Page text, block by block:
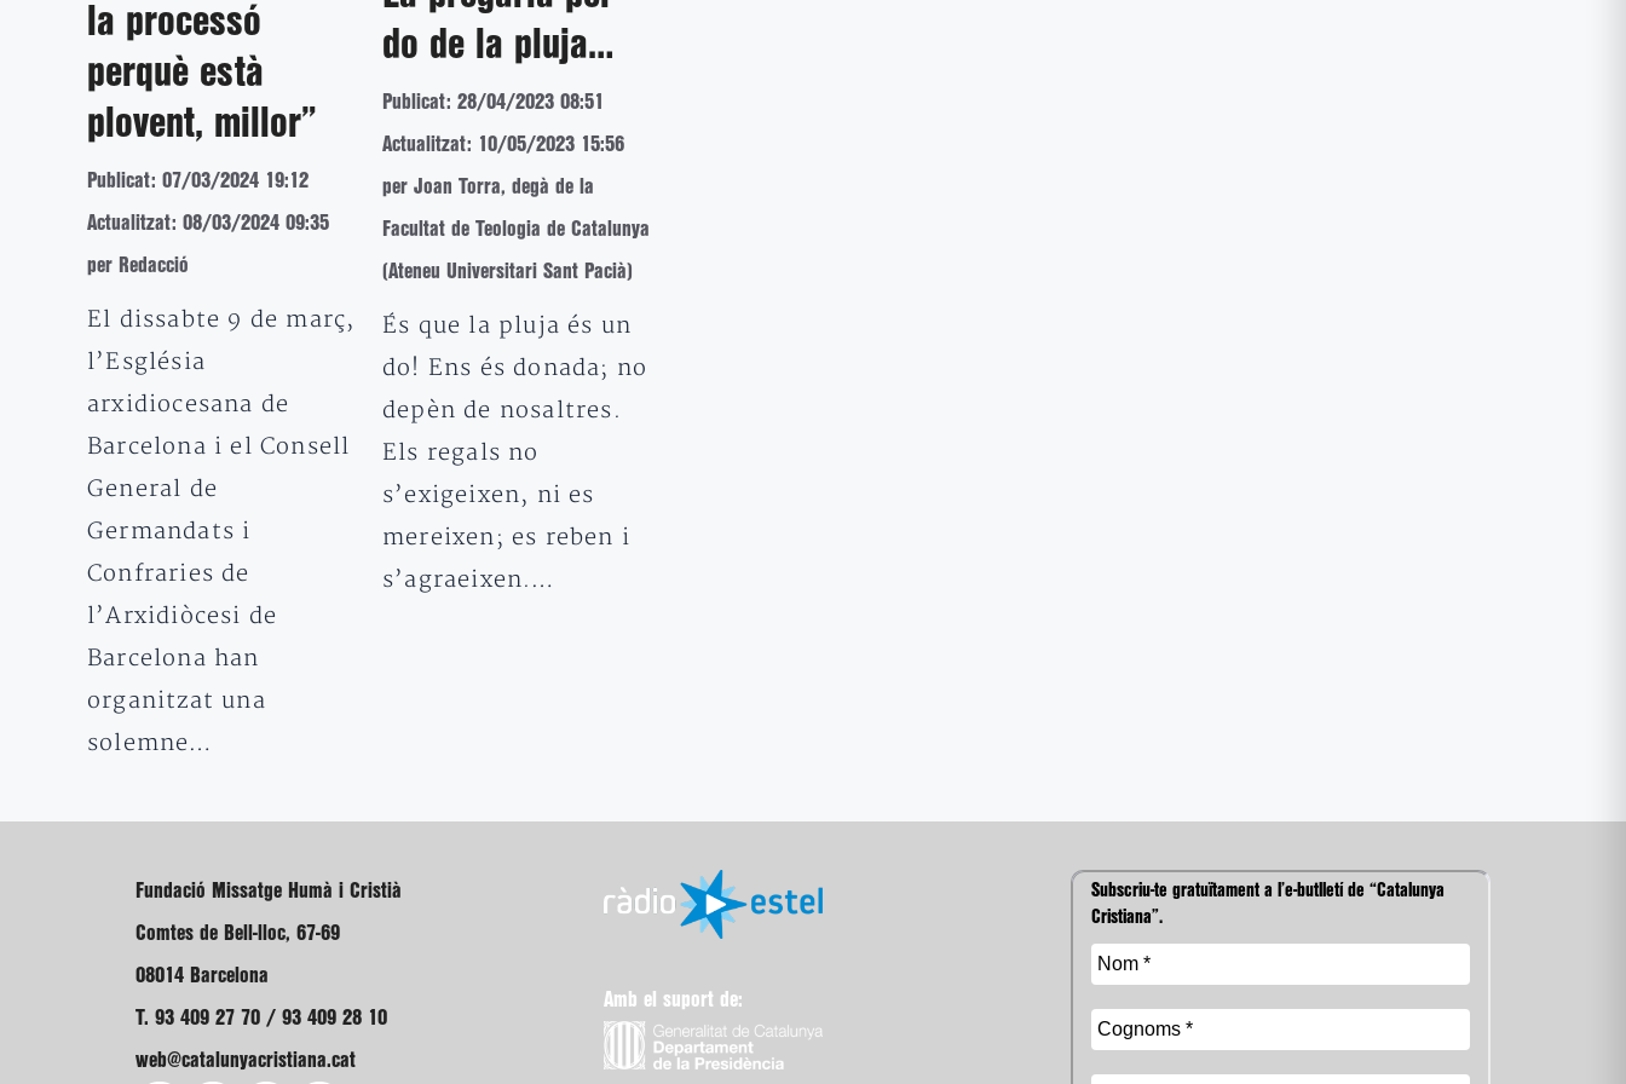
la processó
perquè està
plovent, millor”
Publicat: 07/03/2024 19:12
Actualitzat: 08/03/2024 09:35
per Redacció
El dissabte 9 de març,
l’Església
arxidiocesana de
Barcelona i el Consell
General de
Germandats i
Confraries de
l’Arxidiòcesi de
Barcelona han
organitzat una
solemne…
do de la pluja…
Publicat: 28/04/2023 08:51
Actualitzat: 10/05/2023 15:56
per Joan Torra, degà de la
Facultat de Teologia de Catalunya
(Ateneu Universitari Sant Pacià)
És que la pluja és un
do! Ens és donada; no
depèn de nosaltres.
Els regals no
s’exigeixen, ni es
mereixen; es reben i
s’agraeixen.…
Fundació Missatge Humà i Cristià
Comtes de Bell-lloc, 67-69
08014 Barcelona
T. 93 409 27 70 / 93 409 28 10
web@catalunyacristiana.cat
Amb el suport de:
Subscriu-te gratuïtament a l’e-butlletí de “Catalunya
Cristiana”.